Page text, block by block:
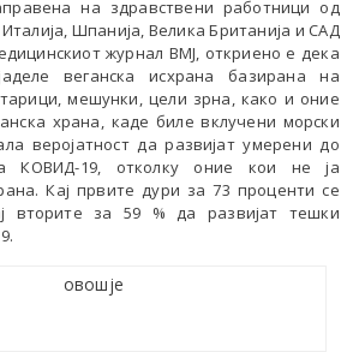
на здравствени работници од
Шпанија, Велика Британија и САД
журнал BMJ, откриено е дека
веганска исхрана базирана на
мешунки, цели зрна, како и оние
храна, каде биле вклучени морски
веројатност да развијат умерени до
КОВИД-19, отколку оние кои не ја
Кај првите дури за 73 проценти се
вторите за 59 % да развијат тешки